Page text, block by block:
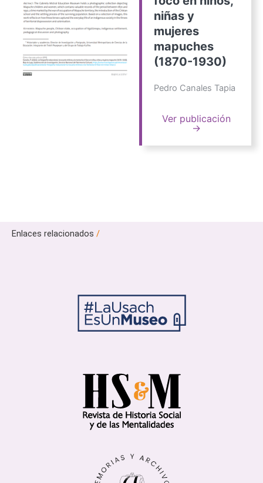
niñas y
mujeres
mapuches
(1870-1930)
Pedro Canales Tapia
Ver publicación
→
Enlaces relacionados /